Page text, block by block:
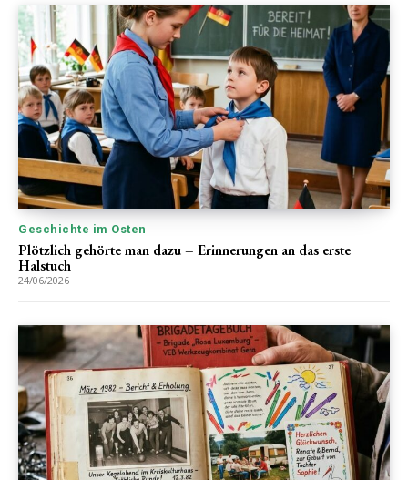
Geschichte im Osten
Plötzlich gehörte man dazu – Erinnerungen an das erste
Halstuch
24/06/2026